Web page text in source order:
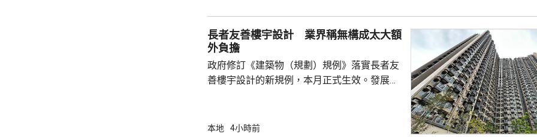
長者友善樓宇設計 業界稱無構成太大額
外負擔
政府修訂《建築物（規劃）規例》落實長者友
善樓宇設計的新規例，本月正式生效。發展局
如在住宅大堂入口裝設自動門，方便長者及行
本地 4小時前